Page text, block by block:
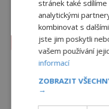
stránek také sdílíme
analytickými
kombinovat s
jste jim poskytli
vašem používání
informací
ZOBRAZIT
→